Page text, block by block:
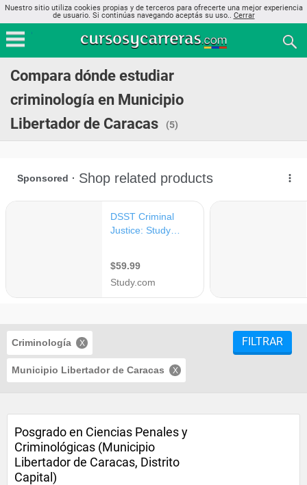
Nuestro sitio utiliza cookies propias y de terceros para ofrecerte una mejor experiencia
de usuario. Si continúas navegando aceptás su uso.. Cerrar
Compara dónde estudiar
criminología en Municipio
Libertador de Caracas
(5)
Criminología
Municipio Libertador de Caracas
FILTRAR
Posgrado en Ciencias Penales y
Criminológicas (Municipio
Libertador de Caracas, Distrito
Capital)